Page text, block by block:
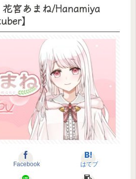
花宮あまね/Hanamiya
】
Facebook はてブ